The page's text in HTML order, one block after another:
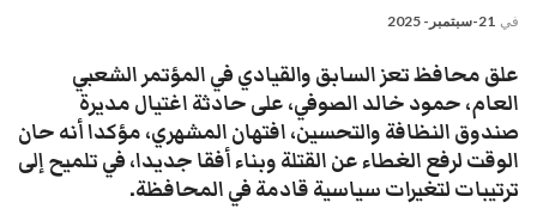
في 21-سبتمبر- 2025
علق محافظ تعز السابق والقيادي في المؤتمر الشعبي
العام، حمود خالد الصوفي، على حادثة اغتيال مديرة
صندوق النظافة والتحسين، افتهان المشهري، مؤكدا أنه حان
الوقت لرفع الغطاء عن القتلة وبناء أفقا جديدا، في تلميح إلى
ترتيبات لتغيرات سياسية قادمة في المحافظة.